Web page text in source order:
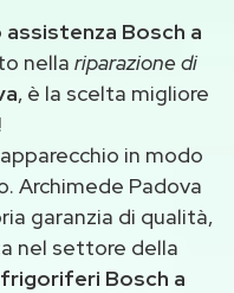
Bosch a
nella riparazione di
, è la scelta migliore
in modo
Archimede Padova
garanzia di qualità,
nel settore della
Bosch a